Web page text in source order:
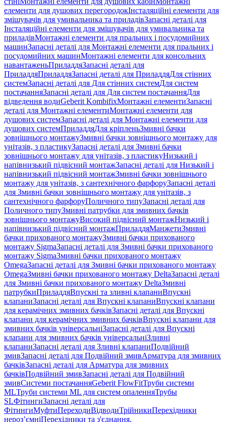
елементи для душових перегородокІнсталяційні елементи для
змішувачів для умивальника та приладівЗапасні деталі для
Інсталяційні елементи для змішувачів для умивальника та
приладівМонтажні елементи для пральних і посудомийних
машинЗапасні деталі для Монтажні елементи для пральних і
посудомийних машинМонтажні елементи для консольних
навантаженьПриладдяЗапасні деталі для
ПриладдяПриладдяЗапасні деталі для ПриладдяДля стінних
системЗапасні деталі для Для стінних системДля систем
постачанняЗапасні деталі для Для систем постачанняДля
відведення водиGeberit KombifixМонтажні елементиЗапасні
деталі для Монтажні елементиМонтажні елементи для
душових системЗапасні деталі для Монтажні елементи для
душових системПриладдяДля кріпленьЗмивні бачки
зовнішнього монтажуЗмивні бачки зовнішнього монтажу для
унітазів, з пластикуЗапасні деталі для Змивні бачки
зовнішнього монтажу для унітазів, з пластикуНизький і
напівнизький підвісний монтажЗапасні деталі для Низький і
напівнизький підвісний монтажЗмивні бачки зовнішнього
монтажу для унітазів, з сантехнічного фарфоруЗапасні деталі
для Змивні бачки зовнішнього монтажу для унітазів, з
сантехнічного фарфоруПоличного типуЗапасні деталі для
Поличного типуЗмивні патрубки для змивних бачків
зовнішнього монтажуВисокий підвісний монтажНизький і
напівнизький підвісний монтажПриладдяМанжетиЗмивні
бачки прихованого монтажуЗмивні бачки прихованого
монтажу SigmaЗапасні деталі для Змивні бачки прихованого
монтажу SigmaЗмивні бачки прихованого монтажу
OmegaЗапасні деталі для Змивні бачки прихованого монтажу
OmegaЗмивні бачки прихованого монтажу DeltaЗапасні деталі
для Змивні бачки прихованого монтажу DeltaЗмивні
патрубкиПриладдяВпускні та зливні клапаниВпускні
клапаниЗапасні деталі для Впускні клапаниВпускні клапани
для керамічних змивних бачківЗапасні деталі для Впускні
клапани для керамічних змивних бачківВпускні клапани для
змивних бачків універсальніЗапасні деталі для Впускні
клапани для змивних бачків універсальніЗливні
клапаниЗапасні деталі для Зливні клапаниПодвійний
змивЗапасні деталі для Подвійний змивАрматура для змивних
бачкiвЗапасні деталі для Арматура для змивних
бачкiвПодвійний змивЗапасні деталі для Подвійний
змивСистеми постачанняGeberit FlowFitТруби системи
MLТруби системи ML для систем опаленняТрубы
SLФітингиЗапасні деталі для
ФітингиМуфтиПереходиВідводиТрійникиПерехідники
нероз’ємніПерехідники та з'єднання,